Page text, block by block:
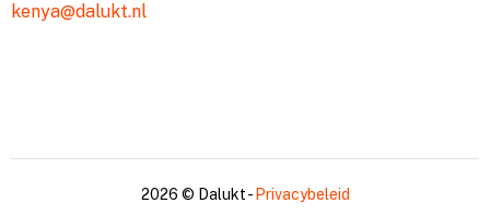
kenya@dalukt.nl
2026 © Dalukt - Privacybeleid